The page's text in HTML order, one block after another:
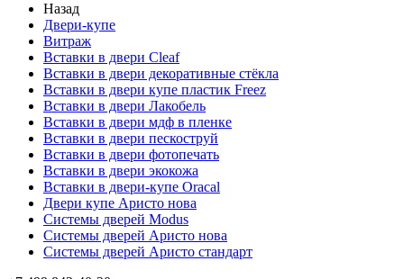
Назад
Двери-купе
Витраж
Вставки в двери Cleaf
Вставки в двери декоративные стёкла
Вставки в двери купе пластик Freez
Вставки в двери Лакобель
Вставки в двери мдф в пленке
Вставки в двери пескоструй
Вставки в двери фотопечать
Вставки в двери экокожа
Вставки в двери-купе Oracal
Двери купе Аристо нова
Системы дверей Modus
Системы дверей Аристо нова
Системы дверей Аристо стандарт